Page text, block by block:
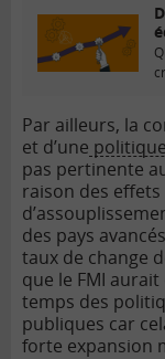
Par ailleurs, la
et d’une
pas pertinente
raison des
des pays
taux de change
que le FMI
temps des
publiques car
forte expansion